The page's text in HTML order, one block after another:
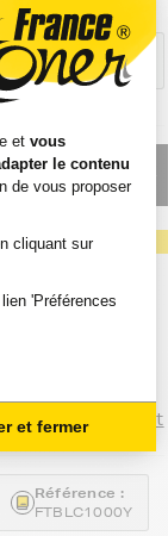
Référence :
FTBLC1000M
à
Voir le produit
Référence :
FTBLC1000Y